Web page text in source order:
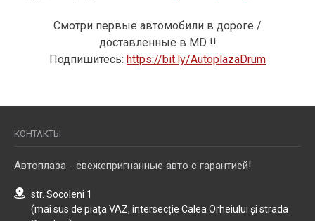
Смотри первые автомобили в дороге /
доставленные в MD !!
Подпишитесь: https://bit.ly/AutoplazaDrum
КОНТАКТЫ
Автоплаза - свежепригнанные авто с гарантией!
str. Socoleni 1
(mai sus de piața VAZ, intersecție Calea Orheiului și strada